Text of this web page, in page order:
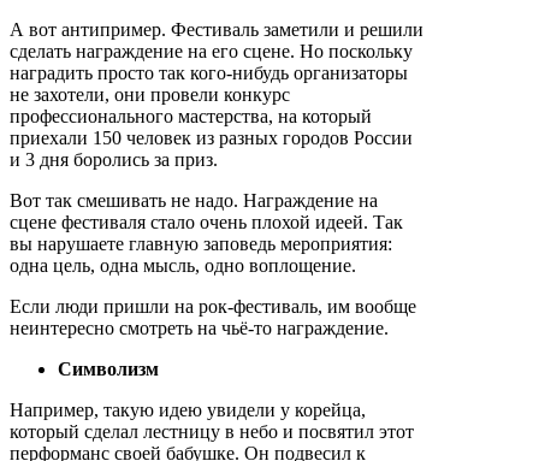
А вот антипример. Фестиваль заметили и решили
сделать награждение на его сцене. Но поскольку
наградить просто так кого-нибудь организаторы
не захотели, они провели конкурс
профессионального мастерства, на который
приехали 150 человек из разных городов России
и 3 дня боролись за приз.
Вот так смешивать не надо. Награждение на
сцене фестиваля стало очень плохой идеей. Так
вы нарушаете главную заповедь мероприятия:
одна цель, одна мысль, одно воплощение.
Если люди пришли на рок-фестиваль, им вообще
неинтересно смотреть на чьё-то награждение.
Символизм
Например, такую идею увидели у корейца,
который сделал лестницу в небо и посвятил этот
перформанс своей бабушке. Он подвесил к